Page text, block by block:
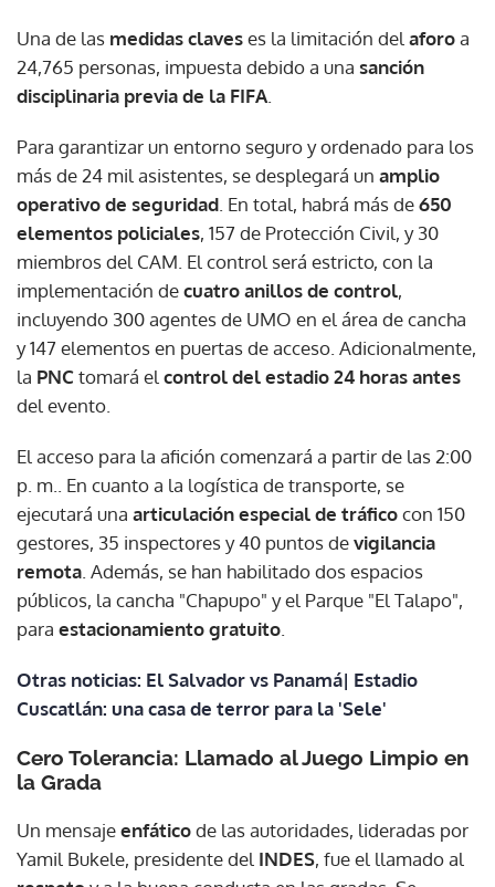
Una de las medidas claveses la limitación del aforoa
24,765 personas, impuesta debido a una sanción
disciplinaria previa de la FIFA
Para garantizar un entorno seguro y ordenado para los
más de 24 mil asistentes, se desplegará un amplio
operativo de seguridad . En total, habrá más de650
elementos policiales, 157 de Protección Civil, y 30
miembros del CAM. El control será estricto, con la
implementación decuatro anillos de control,
incluyendo 300 agentes de UMO en el área de cancha
y 147 elementos en puertas de acceso. Adicionalmente,
la PNCtomará el control del estadio 24 horas antes
del evento.
El acceso para la afición comenzará a partir de las 2:00
p. m.. En cuanto a la logística de transporte, se
ejecutará una articulación especial de tráficocon 150
gestores, 35 inspectores y 40 puntos devigilancia
remota . Además, se han habilitado dos espacios
públicos, la cancha "Chapupo" y el Parque "El Talapo",
para estacionamiento gratuito
Otras noticias: El Salvador vs Panamá| Estadio
Cuscatlán: una casa de terror para la 'Sele'
Cero Tolerancia: Llamado al Juego Limpio en
la Grada
Un mensajeenfáticode las autoridades, lideradas por
Yamil Bukele, presidente del INDES, fue el llamado al